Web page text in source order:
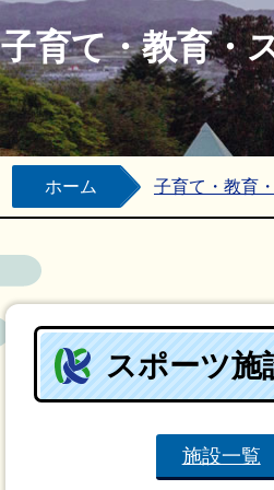
子育て・教育・
ホーム 子育て・教育
スポーツ施
施設一覧